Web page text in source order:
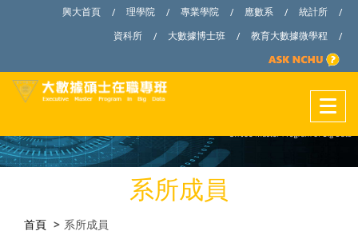
興大首頁 / 理學院 / 專業學院 / 應數系 / 統計所
/
資科所
/ 大數據博士班 / 教育大數據微學程 /
系所成員
首頁 系所成員